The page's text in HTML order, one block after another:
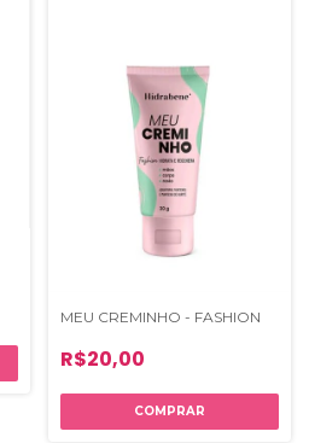
MEU CREMINHO - FASHION
R$20,00